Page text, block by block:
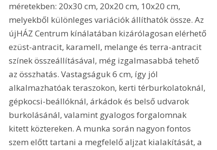
méretekben: 20x30 cm, 20x20 cm, 10x20 cm,
melyekből különleges variációk állíthatók össze. Az
újHÁZ Centrum kínálatában kizárólagosan elérhető
ezüst-antracit, karamell, melange és terra-antracit
színek összeállításával, még izgalmasabbá tehető
az összhatás. Vastagságuk 6 cm, így jól
alkalmazhatóak teraszokon, kerti térburkolatoknál,
gépkocsi-beállóknál, árkádok és belső udvarok
burkolásánál, valamint gyalogos forgalomnak
kitett köztereken. A munka során nagyon fontos
szem előtt tartani a megfelelő aljzat kialakítását, a